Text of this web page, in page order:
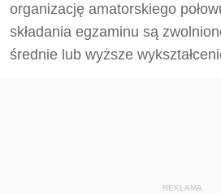
organizację amatorskiego
składania egzaminu są
średnie lub wyższe
REKLAMA